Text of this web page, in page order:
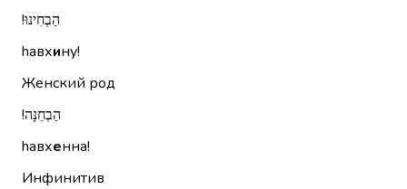
הַבְחִינוּ!‏
hавхину!
Женский род
הַבְחֵנָּה!‏
hавхенна!
Инфинитив